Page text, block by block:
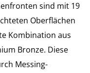
sind mit 19
Oberflächen
Kombination aus
Bronze. Diese
Messing-